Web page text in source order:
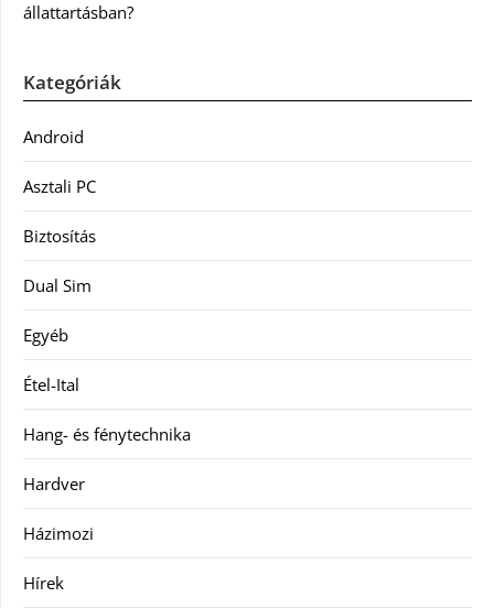
állattartásban?
Kategóriák
Android
Asztali PC
Biztosítás
Dual Sim
Egyéb
Étel-Ital
Hang- és fénytechnika
Hardver
Házimozi
Hírek